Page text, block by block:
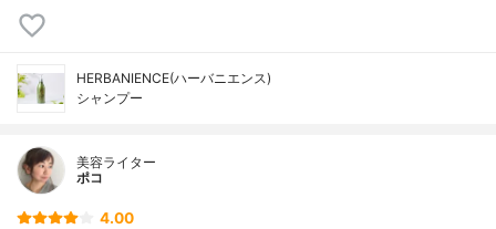
HERBANIENCE(ハーバニエンス)
シャンプー
美容ライター
ポコ
4.00